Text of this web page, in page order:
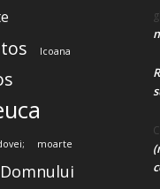
Icoana
moarte